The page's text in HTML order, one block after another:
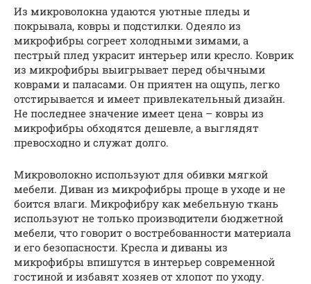
Из микроволокна удаются уютные пледы и
покрывала, ковры и подстилки. Одеяло из
микрофибры согреет холодными зимами, а
пестрый плед украсит интерьер или кресло. Коврик
из микрофибры выигрывает перед обычными
коврами и паласами. Он приятен на ощупь, легко
отстирывается и имеет привлекательный дизайн.
Не последнее значение имеет цена – ковры из
микрофибры обходятся дешевле, а выглядят
превосходно и служат долго.
Микроволокно используют для обивки мягкой
мебели. Диван из микрофибры проще в уходе и не
боится влаги. Микрофибру как мебельную ткань
используют не только производители бюджетной
мебели, что говорит о востребованности материала
и его безопасности. Кресла и диваны из
микрофибры впишутся в интерьер современной
гостиной и избавят хозяев от хлопот по уходу.